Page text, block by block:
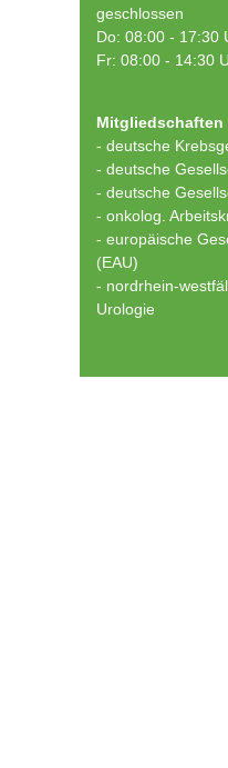
geschlossen
Do: 08:00 - 17:30
Fr: 08:00 - 14:30
Mitgliedschaften
- deutsche
- deutsche
- deutsche
- onkolog.
- europäische
(EAU)
- nordrhein-
Urologie